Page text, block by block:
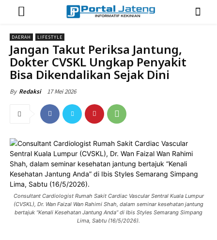
DAERAH LIFESTYLE
Jangan Takut Periksa Jantung,
Dokter CVSKL Ungkap Penyakit
Bisa Dikendalikan Sejak Dini
By Redaksi 17 Mei 2026
Consultant Cardiologist Rumah Sakit Cardiac Vascular Sentral Kuala Lumpur
(CVSKL), Dr. Wan Faizal Wan Rahimi Shah, dalam seminar kesehatan jantung
bertajuk “Kenali Kesehatan Jantung Anda” di Ibis Styles Semarang Simpang
Lima, Sabtu (16/5/2026).